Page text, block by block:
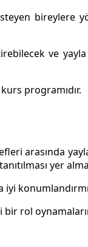
bireylere
ve
programıdır.
arasında
yer
rol